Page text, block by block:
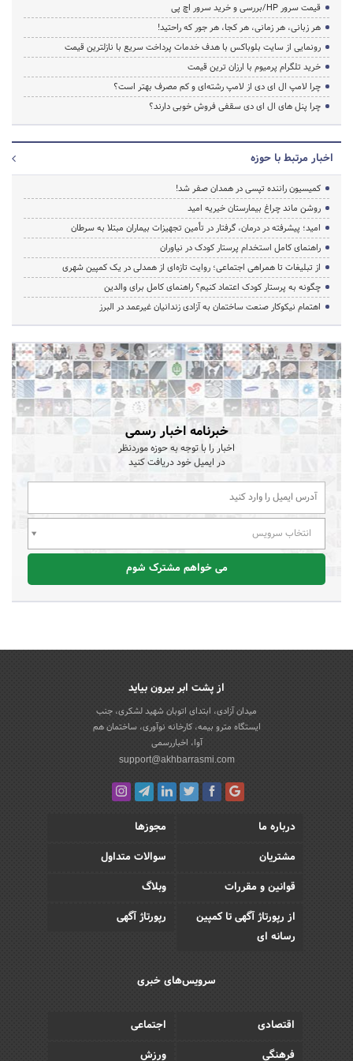
قیمت سرور HP/بررسی و خرید سرور اچ پی
هر زبانی، هر زمانی، هر کجا، هر جور که راحتید!
رونمایی از سایت بلوباکس با هدف خدمات پرداخت سریع با نازلترین قیمت
خرید تلگرام پرمیوم با ارزان ترین قیمت
چرا لامپ ال ای دی از لامپ رشته‌ای و کم مصرف بهتر است؟
چرا پنل های ال ای دی سقفی فروش خوبی دارند؟
اخبار مرتبط با حوزه
کمیسیون راننده تپسی در همدان صفر شد!
روشن ماند چراغ بیمارستان خیریه امید
امید؛ پیشرفته در درمان، گرفتار در تأمین تجهیزات بیماران مبتلا به سرطان
راهنمای کامل استخدام پرستار کودک در نیاوران
از تبلیغات تا همراهی اجتماعی؛ روایت تازه‌ای از همدلی در یک کمپین شهری
چگونه به پرستار کودک اعتماد کنیم؟ راهنمای کامل برای والدین
اهتمام نیکوکار صنعت ساختمان به آزادی زندانیان غیرعمد در البرز
خبرنامه اخبار رسمی
اخبار را با توجه به حوزه موردنظر
در ایمیل خود دریافت کنید
انتخاب سرویس
می خواهم مشترک شوم
از پشت ابر بیرون بیاید
میدان آزادی، ابتدای اتوبان شهید لشکری، جنب
ایستگاه مترو بیمه، کارخانه نوآوری، ساختمان هم
آوا، اخباررسمی
support@akhbarrasmi.com
درباره ما
مجوزها
مشتریان
سوالات متداول
قوانین و مقررات
وبلاگ
از رپورتاژ آگهی تا کمپین
رسانه ای
رپورتاژ آگهی
سرویس‌های خبری
اقتصادی
اجتماعی
فرهنگی
ورزش